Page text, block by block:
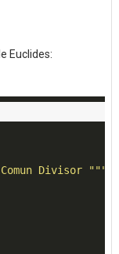
Euclides:
Divisor """